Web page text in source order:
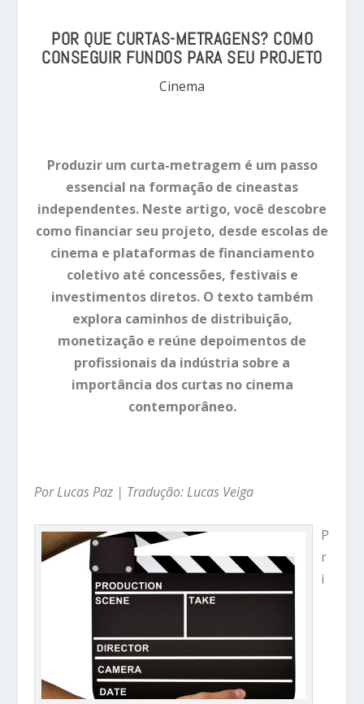
POR QUE CURTAS-METRAGENS? COMO
CONSEGUIR FUNDOS PARA SEU PROJETO
Cinema
Produzir um curta-metragem é um passo
essencial na formação de cineastas
independentes. Neste artigo, você descobre
como financiar seu projeto, desde escolas de
cinema e plataformas de financiamento
coletivo até concessões, festivais e
investimentos diretos. O texto também
explora caminhos de distribuição,
monetização e reúne depoimentos de
profissionais da indústria sobre a
importância dos curtas no cinema
contemporâneo.
Por Lucas Paz | Tradução: Lucas Veiga
P
r
i